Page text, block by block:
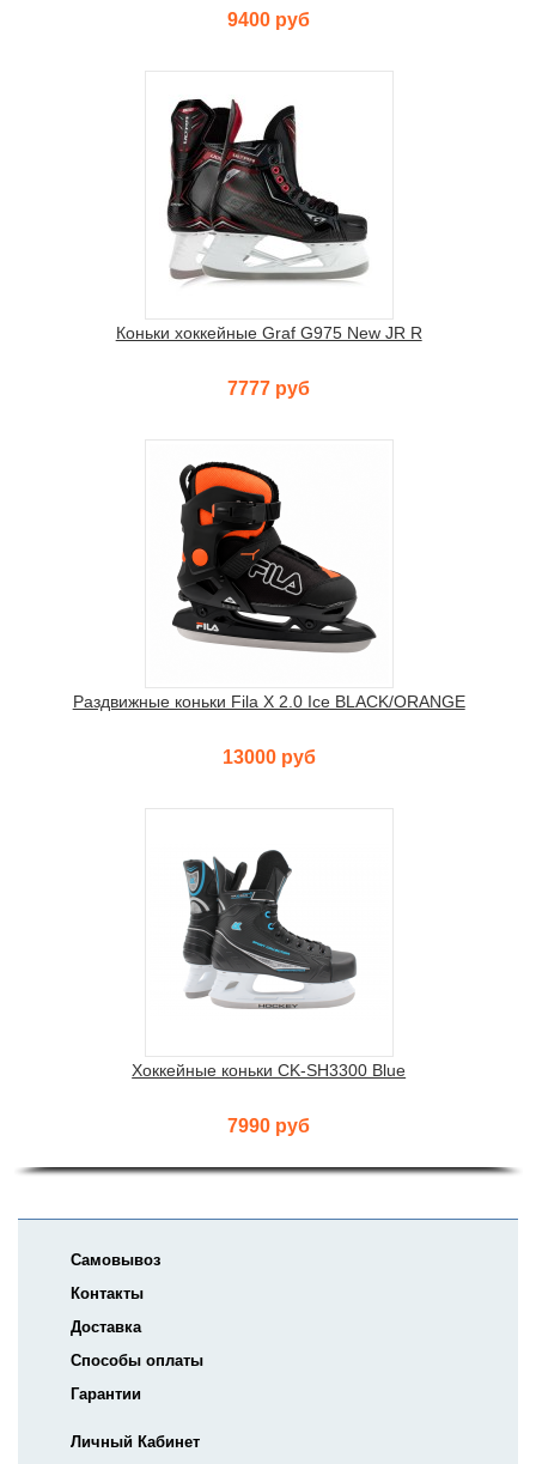
9400 руб
Коньки хоккейные Graf G975 New JR R
7777 руб
Раздвижные коньки Fila X 2.0 Ice BLACK/ORANGE
13000 руб
Хоккейные коньки CK-SH3300 Blue
7990 руб
Самовывоз
Контакты
Доставка
Способы оплаты
Гарантии
Личный Кабинет